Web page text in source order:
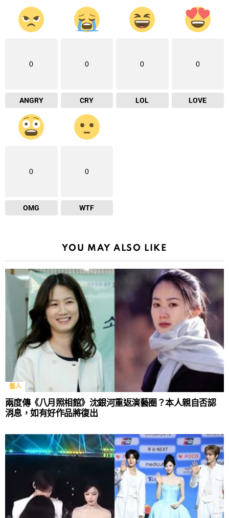
0
ANGRY
0
CRY
0
LOL
0
LOVE
0
OMG
0
WTF
YOU MAY ALSO LIKE
藝人
兩度傳《八月照相館》沈銀河重返演藝圈？本人親自否認
消息，如有好作品將復出